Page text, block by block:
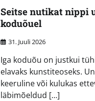
Seitse nutikat nippi
koduõuel
31. Juuli 2026
Iga koduõu on justkui
elavaks kunstiteoseks.
keeruline või kulukas
läbimõeldud […]